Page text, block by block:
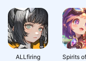
ALLfiring